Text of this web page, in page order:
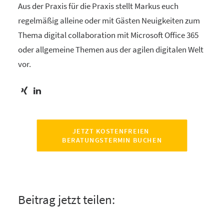
Aus der Praxis für die Praxis stellt Markus euch
regelmäßig alleine oder mit Gästen Neuigkeiten zum
Thema digital collaboration mit Microsoft Office 365
oder allgemeine Themen aus der agilen digitalen Welt
vor.
JETZT KOSTENFREIEN
BERATUNGSTERMIN BUCHEN
Beitrag jetzt teilen: